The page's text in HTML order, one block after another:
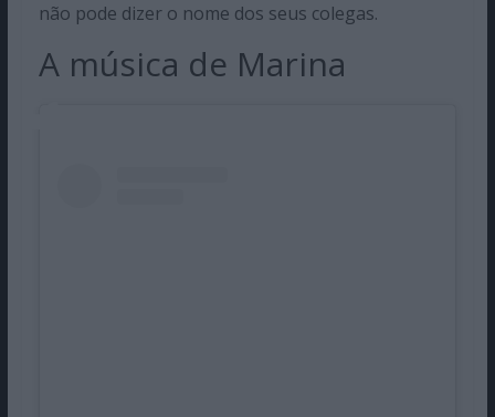
não pode dizer o nome dos seus colegas.
A música de Marina